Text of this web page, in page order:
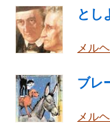
とし
メル
ブレ
メル